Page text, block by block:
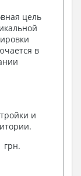
цель
в
и
грн.